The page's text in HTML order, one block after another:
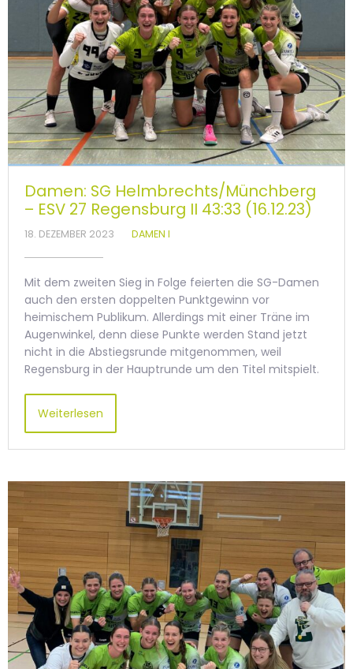
Damen: SG Helmbrechts/Münchberg
– ESV 27 Regensburg II 43:33 (16.12.23)
18. DEZEMBER 2023 DAMEN I
Mit dem zweiten Sieg in Folge feierten die SG-Damen
auch den ersten doppelten Punktgewinn vor
heimischem Publikum. Allerdings mit einer Träne im
Augenwinkel, denn diese Punkte werden Stand jetzt
nicht in die Abstiegsrunde mitgenommen, weil
Regensburg in der Hauptrunde um den Titel mitspielt.
Weiterlesen